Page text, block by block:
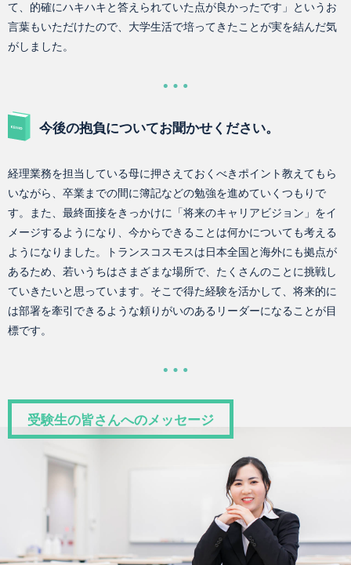
て、的確にハキハキと答えられていた点が良かったです」というお
言葉もいただけたので、大学生活で培ってきたことが実を結んだ気
がしました。
今後の抱負についてお聞かせください。
経理業務を担当している母に押さえておくべきポイント教えてもら
いながら、卒業までの間に簿記などの勉強を進めていくつもりで
す。また、最終面接をきっかけに「将来のキャリアビジョン」をイ
メージするようになり、今からできることは何かについても考える
ようになりました。トランスコスモスは日本全国と海外にも拠点が
あるため、若いうちはさまざまな場所で、たくさんのことに挑戦し
ていきたいと思っています。そこで得た経験を活かして、将来的に
は部署を牽引できるような頼りがいのあるリーダーになることが目
標です。
受験生の皆さんへのメッセージ